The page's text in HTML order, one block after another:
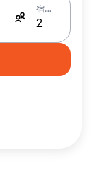
宿泊人数